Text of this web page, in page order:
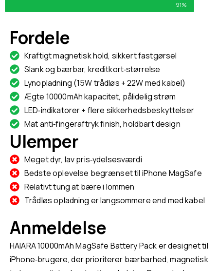
91%
Fordele
Kraftigt magnetisk hold, sikkert fastgørsel
Slank og bærbar, kreditkort‑størrelse
Lynopladning (15W trådløs + 22W med kabel)
Ægte 10000mAh kapacitet, pålidelig strøm
LED‑indikatorer + flere sikkerhedsbeskyttelser
Mat anti‑fingeraftryk finish, holdbart design
Ulemper
Meget dyr, lav pris‑ydelsesværdi
Bedste oplevelse begrænset til iPhone MagSafe
Relativt tung at bære i lommen
Trådløs opladning er langsommere end med kabel
Anmeldelse
HAIARA 10000mAh MagSafe Battery Pack er designet til
iPhone‑brugere, der prioriterer bærbarhed, magnetisk